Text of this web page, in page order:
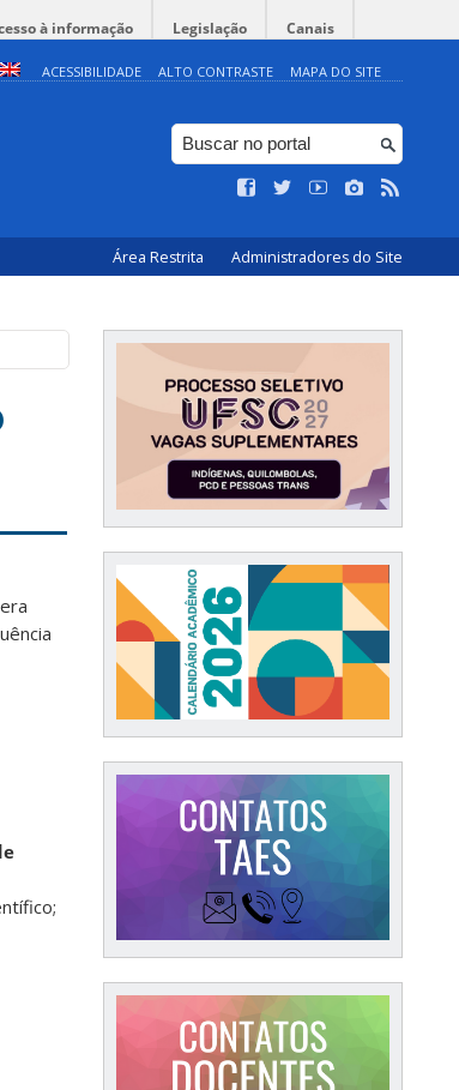
à informação Legislação Canais
ACESSIBILIDADE ALTO CONTRASTE MAPA DO SITE
Área Restrita Administradores do Site